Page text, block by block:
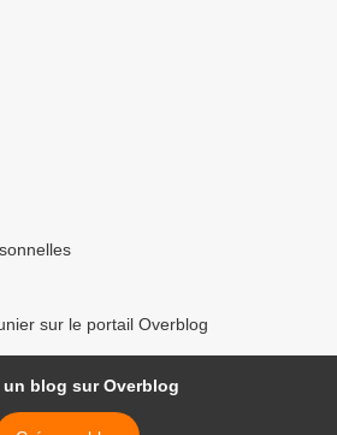
sur le portail Overblog
un blog sur Overblog